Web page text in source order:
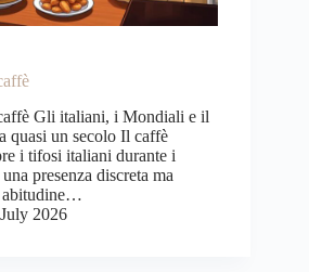
Gli italiani, i Mondiali e il
quasi un secolo Il caffè
i tifosi italiani durante i
presenza discreta ma
abitudine…
2026